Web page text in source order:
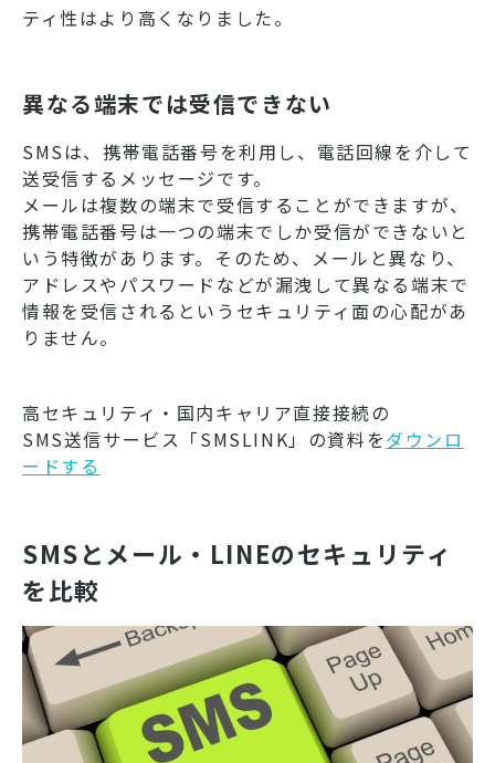
ティ性はより高くなりました。
異なる端末では受信できない
SMSは、携帯電話番号を利用し、電話回線を介して
送受信するメッセージです。
メールは複数の端末で受信することができますが、
携帯電話番号は一つの端末でしか受信ができないと
いう特徴があります。そのため、メールと異なり、
アドレスやパスワードなどが漏洩して異なる端末で
情報を受信されるというセキュリティ面の心配があ
りません。
高セキュリティ・国内キャリア直接接続の
SMS送信サービス「SMSLINK」の資料をダウンロ
ードする
SMSとメール・LINEのセキュリティ
を比較